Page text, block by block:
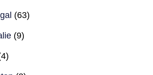
(63)
(9)